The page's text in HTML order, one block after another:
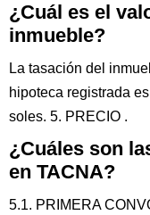
¿Cuál es el
inmueble?
La tasación del
hipoteca registrada
soles. 5. PRECIO .
¿Cuáles son
en TACNA?
5.1. PRIMERA